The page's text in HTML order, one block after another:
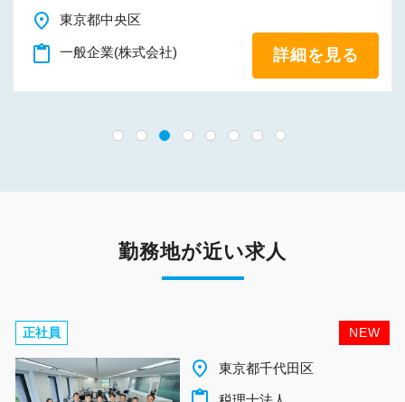
place 東京都中央区
content_paste 一般企業(株式会社) 詳細を見る
勤務地が近い求人
NEW
正社員
place 東京都千代田区